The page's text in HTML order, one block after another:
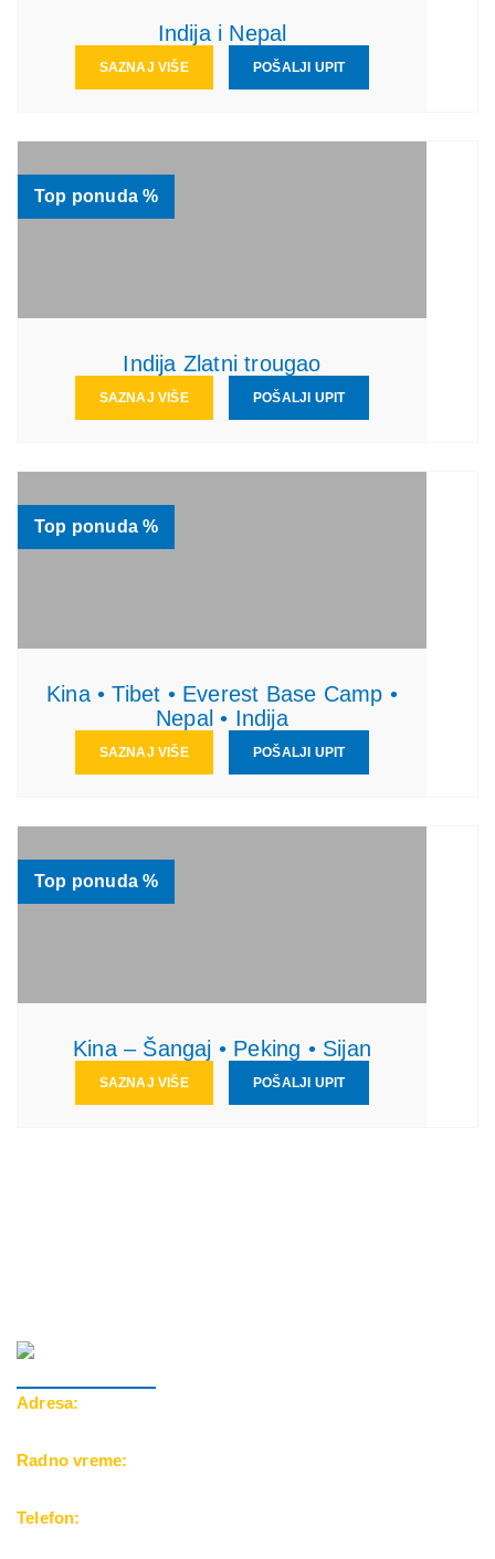
Indija i Nepal
SAZNAJ VIŠE POŠALJI UPIT
Indija Zlatni trougao
SAZNAJ VIŠE POŠALJI UPIT
Top ponuda %
Kina • Tibet • Everest Base Camp •
Nepal • Indija
SAZNAJ VIŠE POŠALJI UPIT
Top ponuda %
Kina – Šangaj • Peking • Sijan
SAZNAJ VIŠE POŠALJI UPIT
Top ponuda %
Adresa:
Radno vreme:
Telefon: